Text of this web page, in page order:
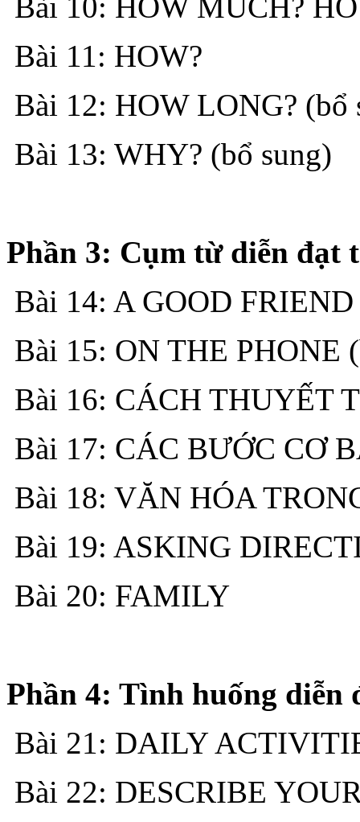
Bài 11: HOW?
Bài 12: HOW LONG? (bổ
Bài 13: WHY? (bổ sung)
Phần 3: Cụm từ diễn đạt
Bài 14: A GOOD
Bài 15: ON THE PHONE
Bài 16: CÁCH THUYẾT
Bài 17: CÁC BƯỚC CƠ
Bài 18: VĂN HÓA
Bài 19: ASKING
Bài 20: FAMILY
Phần 4: Tình huống diễn
Bài 21: DAILY
Bài 22: DESCRIBE